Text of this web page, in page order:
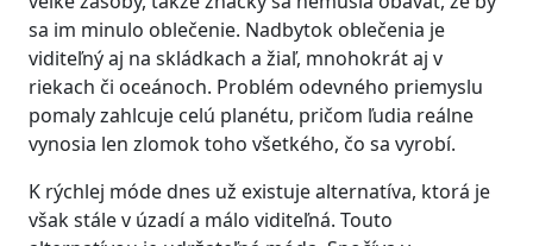
sa im minulo oblečenie. Nadbytok oblečenia je
viditeľný aj na skládkach a žiaľ, mnohokrát aj v
riekach či oceánoch. Problém odevného priemyslu
pomaly zahlcuje celú planétu, pričom ľudia reálne
vynosia len zlomok toho všetkého, čo sa vyrobí.
K rýchlej móde dnes už existuje alternatíva, ktorá je
však stále v úzadí a málo viditeľná. Touto